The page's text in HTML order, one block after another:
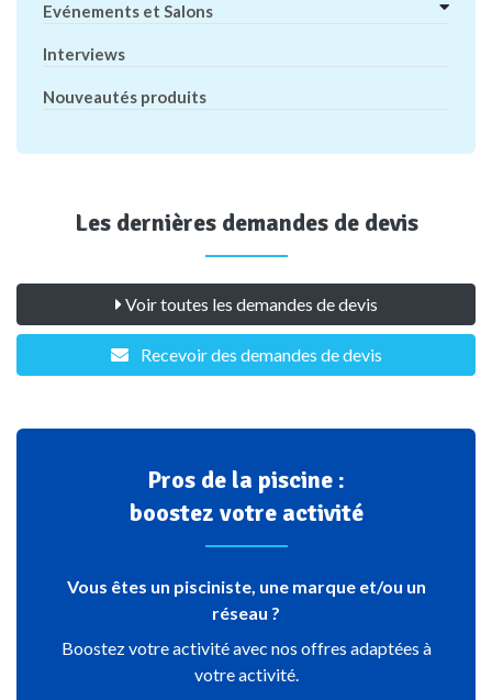
Evénements et Salons
Interviews
Nouveautés produits
Les dernières demandes de devis
Voir toutes les demandes de devis
Recevoir des demandes de devis
Pros de la piscine :
boostez votre activité
Vous êtes un pisciniste, une marque et/ou un
réseau ?
Boostez votre activité avec nos offres adaptées à
votre activité.